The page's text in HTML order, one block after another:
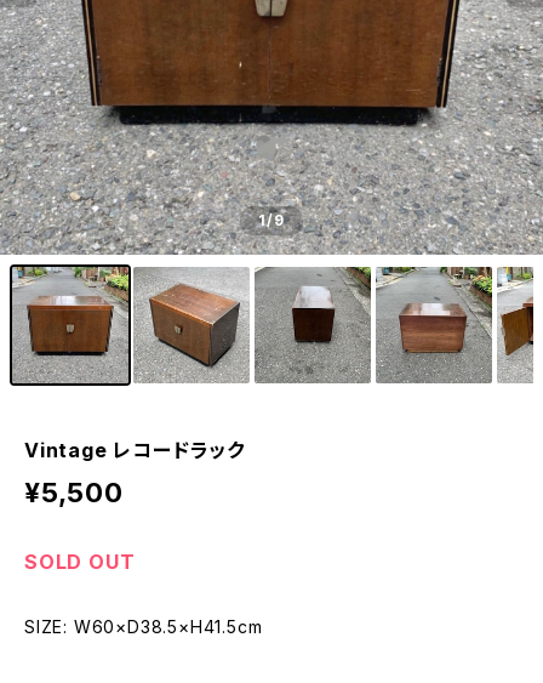
1/9
Vintage レコードラック
¥5,500
SOLD OUT
SIZE: W60×D38.5×H41.5cm